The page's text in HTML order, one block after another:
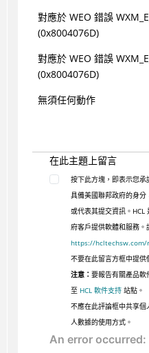
對應於 WEO 錯誤
(0x8004076D)
對應於 WEO 錯誤
(0x8004076D)
無須任何動作
在此主題上留言
按下此方塊，即表示您
具備美國聯邦政府的身
或代表其提交資訊。
府客戶提供軟體和服務。
https://hcltechsw.com/
不要在此留言方框中提供
注意： 要報告有關產品軟
至 HCL 軟件支持站點。
不應在此評論框中共享
人數據的使用方式。